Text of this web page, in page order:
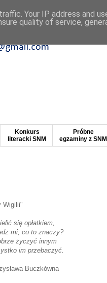
Konkurs
literacki SNM
Próbne
egzaminy z SNM
Wigilii"
się opłatkiem,
mi, co to znaczy?
życzyć innym
im przebaczyć.
Buczkówna
Your IP address and
quality of service,